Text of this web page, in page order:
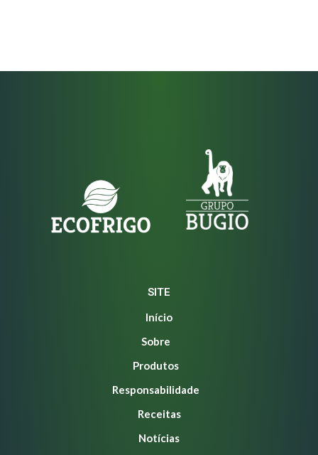
SITE
Início
Sobre
Produtos
Responsabilidade
Receitas
Notícias